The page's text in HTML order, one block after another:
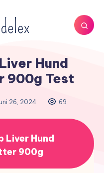
Hund
900g Test
26, 2024 69
Liver Hund
900g